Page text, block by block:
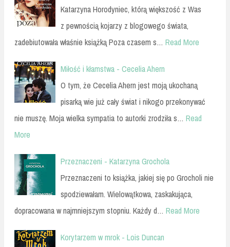
Katarzyna Horodyniec, którą większość z Was
z pewnością kojarzy z blogowego świata,
zadebiutowała właśnie książką Poza czasem s… Read More
Miłość i kłamstwa - Cecelia Ahern
O tym, że Cecelia Ahern jest moją ukochaną
pisarką wie już cały świat i nikogo przekonywać
nie muszę. Moja wielka sympatia to autorki zrodziła s… Read
More
Przeznaczeni - Katarzyna Grochola
Przeznaczeni to książka, jakiej się po Grocholi nie
spodziewałam. Wielowątkowa, zaskakująca,
dopracowana w najmniejszym stopniu. Każdy d… Read More
Korytarzem w mrok - Lois Duncan